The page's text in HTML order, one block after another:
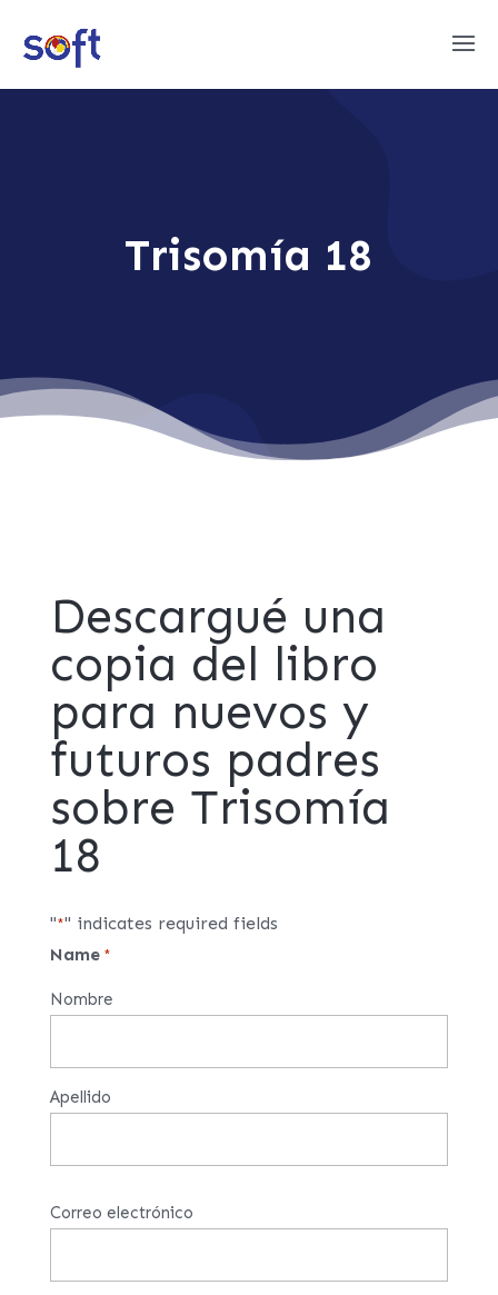
Trisomía 18
Descargué una
copia del libro
para nuevos y
futuros padres
sobre Trisomía
18
"*" indicates required fields
Name *
Nombre
Apellido
Email
Correo electrónico